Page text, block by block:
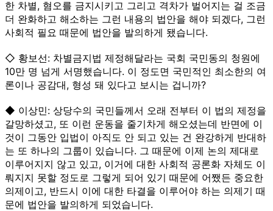
한 차별, 혐오를 금지시키고 그리고 격차가 벌어지는 걸 조금
더 완화하고 해소하는 그런 내용의 법안을 해야 되겠다, 그런
사회적 필요 때문에 법안을 발의하게 됐습니다.
◇ 황보선: 차별금지법 제정해달라는 국회 국민동의 청원에
10만 명 넘게 서명했습니다. 이 정도면 국민적인 최소한의 여
론이나 공감대, 형성 돼 있다고 보시는 겁니까?
◆ 이상민: 상당수의 국민들께서 오래 전부터 이 법의 제정을
갈망하셨고, 또 이런 운동을 줄기차게 해오셨는데 반면에 이
것이 그동안 입법이 아직도 안 되고 있는 건 완강하게 반대하
는 또 하나의 그룹이 있습니다. 그 때문에 이제 논의 제대로
이루어지지 않고 있고, 이거에 대한 사회적 공론화 자체도 이
뤄지지 못할 정도로 그렇게 되어 있기 때문에 어쨌든 중요한
의제이고, 반드시 이에 대한 타결을 이루어야 하는 의제기 때
문에 법안을 발의하게 되었습니다.